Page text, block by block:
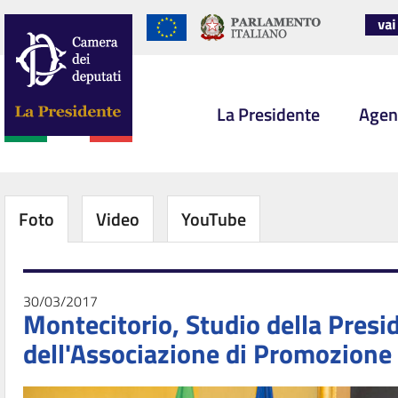
La Presidente
Foto Video YouTube
30/03/2017
Montecitorio, Studio della
dell'Associazione di